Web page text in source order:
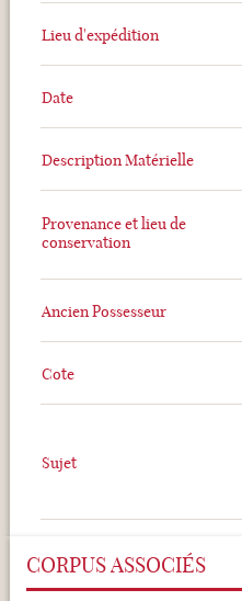
Lieu d'expédition
Date
Description Matérielle
Provenance et lieu de
conservation
Ancien Possesseur
Cote
Sujet
CORPUS ASSOCIÉS